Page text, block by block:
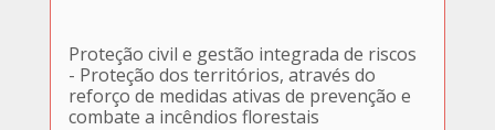
Proteção civil e gestão integrada de riscos
- Proteção dos territórios, através do
reforço de medidas ativas de prevenção e
combate a incêndios florestais